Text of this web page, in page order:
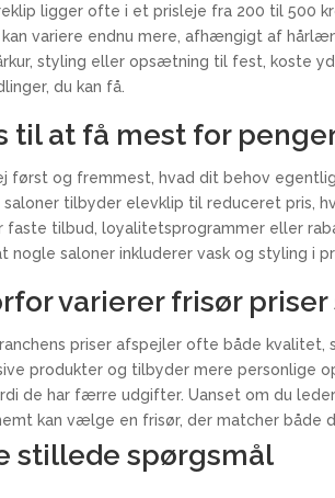
ligger ofte i et prisleje fra 200 til 500
variere endnu mere, afhængigt af
styling eller opsætning til fest, koste
du kan få.
til at få mest for
først og fremmest, hvad dit behov
saloner tilbyder elevklip til reduceret pris,
faste tilbud, loyalitetsprogrammer eller
nogle saloner inkluderer vask og styling i
varierer frisør priser
priser afspejler ofte både kvalitet,
produkter og tilbyder mere personlige
de har færre udgifter. Uanset om du
kan vælge en frisør, der matcher både
stillede spørgsmål